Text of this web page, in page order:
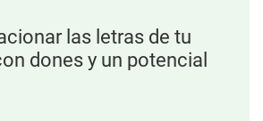
las letras de tu
dones y un potencial